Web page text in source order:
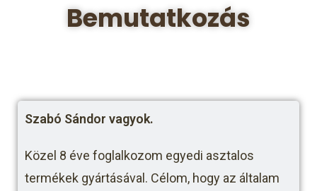
Bemutatkozás
Szabó Sándor vagyok.
Közel 8 éve foglalkozom egyedi asztalos
termékek gyártásával. Célom, hogy az általam